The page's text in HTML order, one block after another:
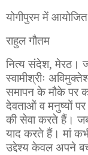
योगीपुरम में
राहुल गौतम
नित्य संदेश, मेरठ।
स्वामीश्रीः
समापन के मौके पर
देवताओं व मनुष्यों पर
की सेवा करते हैं। जब
याद करते हैं। मां
उद्देश्य केवल अपने